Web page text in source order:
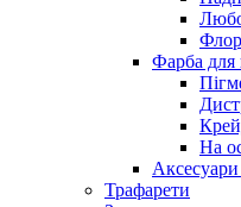
Фарба для
На
Трафарети